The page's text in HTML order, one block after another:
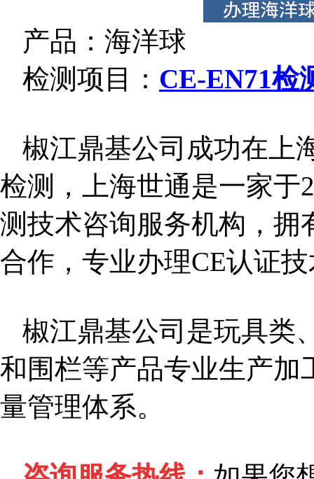
产品：海洋球
检测项目： CE-EN71检
椒江鼎基公司成功在上
检测，上海世通是一家于
测技术咨询服务机构，拥
合作，专业办理CE认证
椒江鼎基公司是玩具类
和围栏等产品专业生产加
量管理体系。